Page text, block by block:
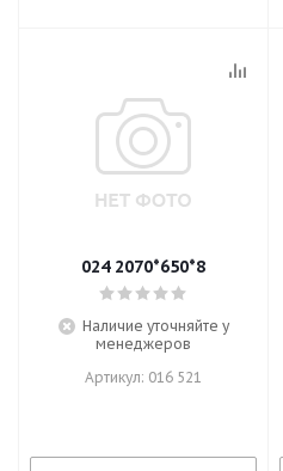
024 2070*650*8
Наличие уточняйте у
менеджеров
Артикул: 016 521